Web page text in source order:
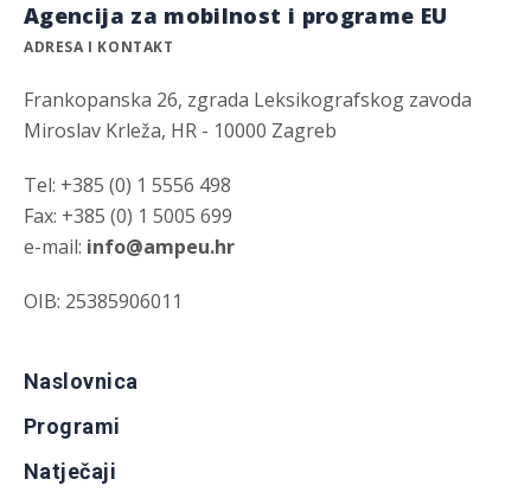
Agencija za mobilnost i programe EU
ADRESA I KONTAKT
Frankopanska 26, zgrada Leksikografskog zavoda
Miroslav Krleža, HR - 10000 Zagreb
Tel: +385 (0) 1 5556 498
Fax: +385 (0) 1 5005 699
e-mail: info@ampeu.hr
OIB: 25385906011
Naslovnica
Programi
Natječaji